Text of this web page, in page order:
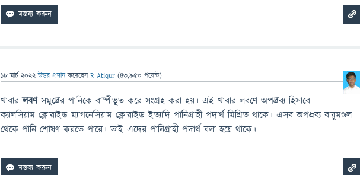
18 মার্চ 2022 উত্তর প্রদান করেছেনR Atiqur (43,950 পয়েন্ট)
খাবারলবণসমুদ্রের পানিকে বাষ্পীভূত করে সংগ্রহ করা হয়। এই খাবার লবণে অপদ্রব্য হিসাবে
ক্যালসিয়াম ক্লোরাইড ম্যাগনেসিয়াম ক্লোরাইড ইত্যাদি পানিগ্রাহী পদার্থ মিশ্রিত থাকে। এসব অপদ্রব্য বায়ুমণ্ডল
থেকে পানি শোষণ করতে পারে। তাই এদের পানিগ্রাহী পদার্থ বলা হয়ে থাকে।